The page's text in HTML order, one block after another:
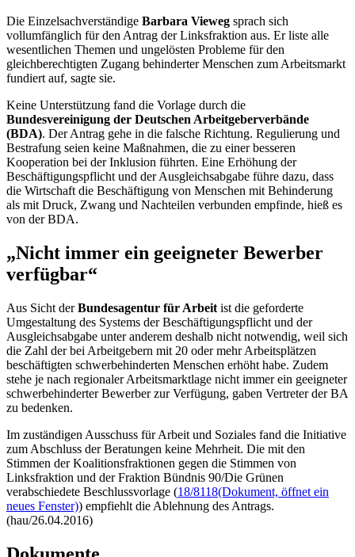
Die Einzelsachverständige Barbara Vieweg sprach sich
vollumfänglich für den Antrag der Linksfraktion aus. Er liste alle
wesentlichen Themen und ungelösten Probleme für den
gleichberechtigten Zugang behinderter Menschen zum Arbeitsmarkt
fundiert auf, sagte sie.
Keine Unterstützung fand die Vorlage durch die
Bundesvereinigung der Deutschen Arbeitgeberverbände
(BDA). Der Antrag gehe in die falsche Richtung. Regulierung und
Bestrafung seien keine Maßnahmen, die zu einer besseren
Kooperation bei der Inklusion führten. Eine Erhöhung der
Beschäftigungspflicht und der Ausgleichsabgabe führe dazu, dass
die Wirtschaft die Beschäftigung von Menschen mit Behinderung
als mit Druck, Zwang und Nachteilen verbunden empfinde, hieß es
von der BDA.
„Nicht immer ein geeigneter Bewerber
verfügbar“
Aus Sicht derBundesagentur für Arbeit ist die geforderte
Umgestaltung des Systems der Beschäftigungspflicht und der
Ausgleichsabgabe unter anderem deshalb nicht notwendig, weil sich
die Zahl der bei Arbeitgebern mit 20 oder mehr Arbeitsplätzen
beschäftigten schwerbehinderten Menschen erhöht habe. Zudem
stehe je nach regionaler Arbeitsmarktlage nicht immer ein geeigneter
schwerbehinderter Bewerber zur Verfügung, gaben Vertreter der BA
zu bedenken.
Im zuständigen Ausschuss für Arbeit und Soziales fand die Initiative
zum Abschluss der Beratungen keine Mehrheit. Die mit den
Stimmen der Koalitionsfraktionen gegen die Stimmen von
Linksfraktion und der Fraktion Bündnis 90/Die Grünen
verabschiedete Beschlussvorlage (18/8118(Dokument, öffnet ein
neues Fenster)) empfiehlt die Ablehnung des Antrags.
(hau/26.04.2016)